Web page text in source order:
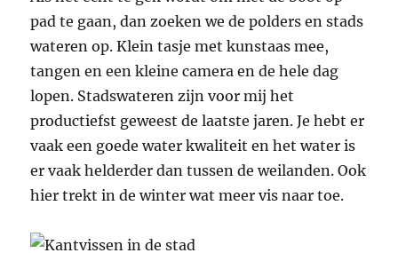
pad te gaan, dan zoeken we de polders en stads
wateren op. Klein tasje met kunstaas mee,
tangen en een kleine camera en de hele dag
lopen. Stadswateren zijn voor mij het
productiefst geweest de laatste jaren. Je hebt er
vaak een goede water kwaliteit en het water is
er vaak helderder dan tussen de weilanden. Ook
hier trekt in de winter wat meer vis naar toe.